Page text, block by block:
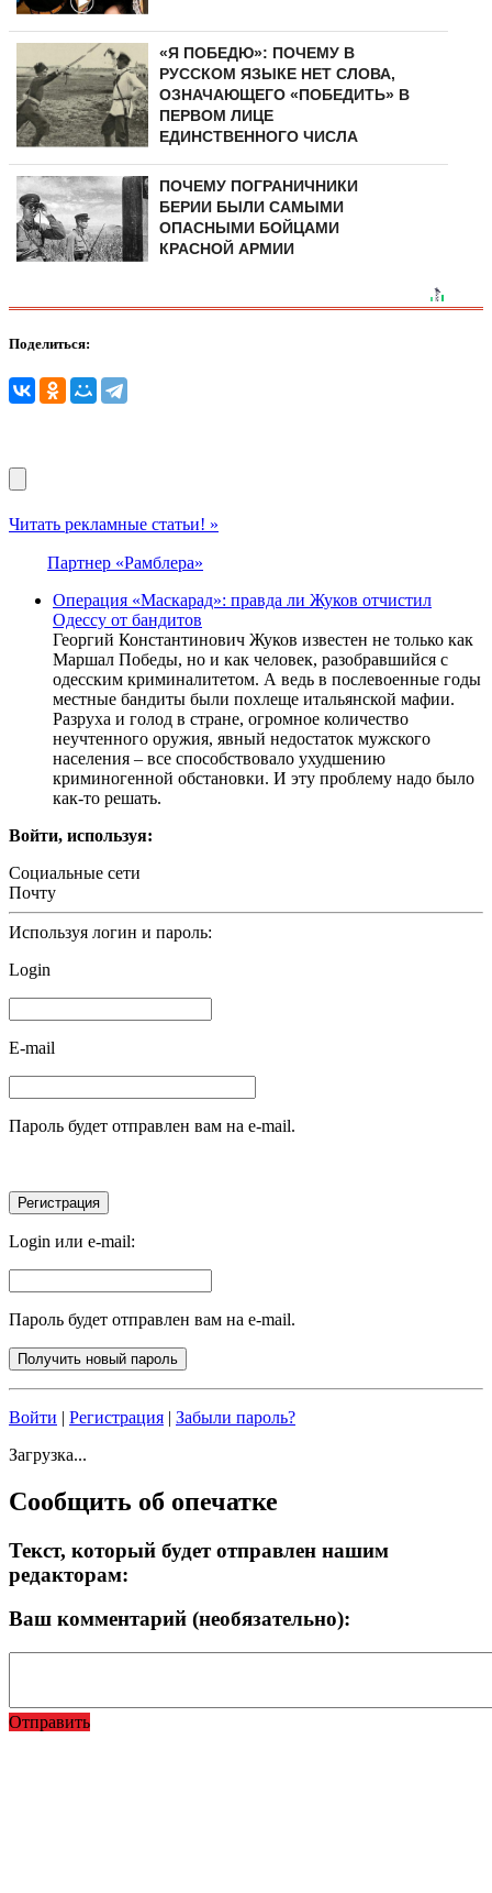
«Я ПОБЕДЮ»: ПОЧЕМУ В
РУССКОМ ЯЗЫКЕ НЕТ СЛОВА,
ОЗНАЧАЮЩЕГО «ПОБЕДИТЬ» В
ПЕРВОМ ЛИЦЕ
ЕДИНСТВЕННОГО ЧИСЛА
ПОЧЕМУ ПОГРАНИЧНИКИ
БЕРИИ БЫЛИ САМЫМИ
ОПАСНЫМИ БОЙЦАМИ
КРАСНОЙ АРМИИ
Поделиться:
Читать рекламные статьи! »
Партнер «Рамблера»
Операция «Маскарад»: правда ли Жуков отчистил
Одессу от бандитов
Георгий Константинович Жуков известен не только как
Маршал Победы, но и как человек, разобравшийся с
одесским криминалитетом. А ведь в послевоенные годы
местные бандиты были похлеще итальянской мафии.
Разруха и голод в стране, огромное количество
неучтенного оружия, явный недостаток мужского
населения – все способствовало ухудшению
криминогенной обстановки. И эту проблему надо было
как-то решать.
Войти, используя:
Социальные сети
Почту
Используя логин и пароль:
Login
E-mail
Пароль будет отправлен вам на e-mail.
Login или e-mail:
Пароль будет отправлен вам на e-mail.
Войти | Регистрация | Забыли пароль?
Загрузка...
Сообщить об опечатке
Текст, который будет отправлен нашим
редакторам:
Ваш комментарий (необязательно):
Отправить